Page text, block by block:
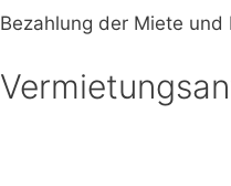
Bezahlung der Miete und